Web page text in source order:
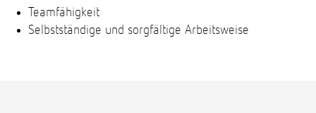
Teamfähigkeit
Selbstständige und sorgfältige Arbeitsweise